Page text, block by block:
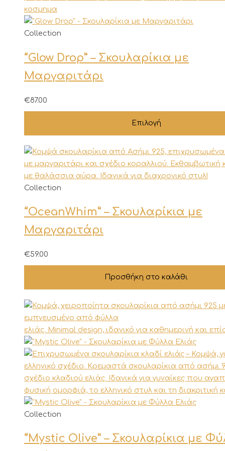
Collection
“Glow Drop” – Σκουλαρίκια με
Μαργαριτάρι
€87.00
Επιλογή
Αυτό
προϊόν
έχει
πολλαπλές
Οι
επιλεγούν
στη
σελίδα
του
Collection
“OceanWhim” – Σκουλαρίκια με
Μαργαριτάρι
€59.00
Προσθήκη στο καλάθι
Collection
“Mystic Olive” – Σκουλαρίκια με
Αυτό
προϊόν